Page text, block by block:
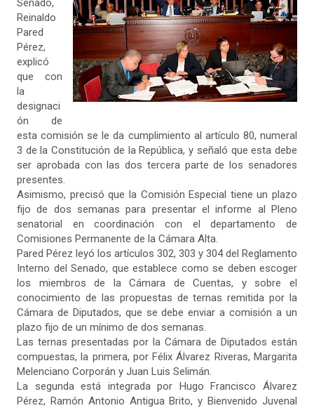
Senado,
Reinaldo
Pared
Pérez,
explicó
que con
la
designaci
ón de
esta comisión se le da cumplimiento al artículo 80, numeral
3 de la Constitución de la República, y señaló que esta debe
ser aprobada con las dos tercera parte de los senadores
presentes.
Asimismo, precisó que la Comisión Especial tiene un plazo
fijo de dos semanas para presentar el informe al Pleno
senatorial en coordinación con el departamento de
Comisiones Permanente de la Cámara Alta.
Pared Pérez leyó los artículos 302, 303 y 304 del Reglamento
Interno del Senado, que establece como se deben escoger
los miembros de la Cámara de Cuentas, y sobre el
conocimiento de las propuestas de ternas remitida por la
Cámara de Diputados, que se debe enviar a comisión a un
plazo fijo de un mínimo de dos semanas.
Las ternas presentadas por la Cámara de Diputados están
compuestas, la primera, por Félix Álvarez Riveras, Margarita
Melenciano Corporán y Juan Luis Selimán.
La segunda está integrada por Hugo Francisco Álvarez
Pérez, Ramón Antonio Antigua Brito, y Bienvenido Juvenal